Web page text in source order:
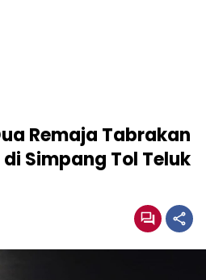
Remaja Tabrakan
Simpang Tol Teluk